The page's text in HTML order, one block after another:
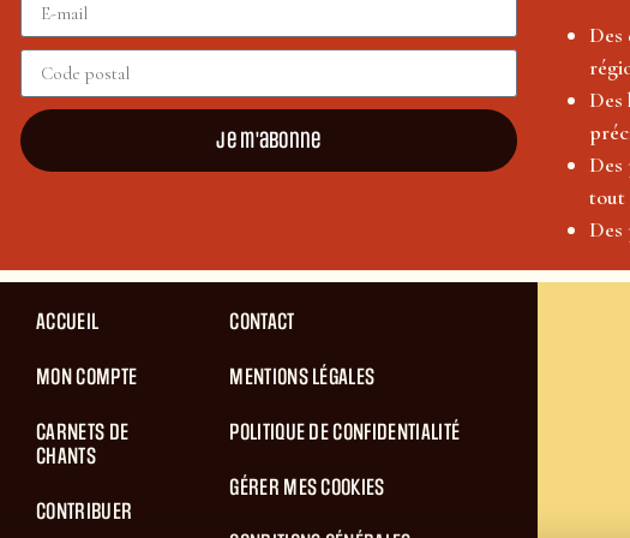
Je m'abonne
Des
tout
Des
ACCUEIL
MON COMPTE
CARNETS DE
CHANTS
CONTRIBUER
CONTACT
MENTIONS LÉGALES
POLITIQUE DE CONFIDENTIALITÉ
GÉRER MES COOKIES